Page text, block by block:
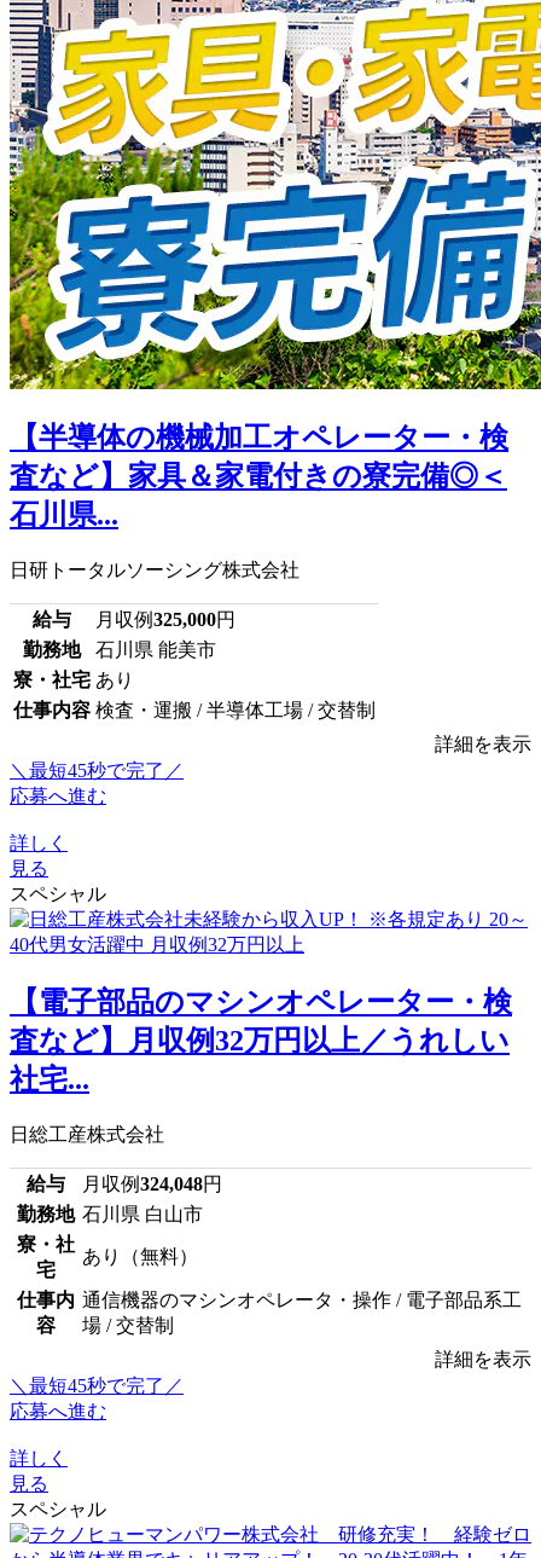
【半導体の機械加工オペレーター・検
査など】家具＆家電付きの寮完備◎＜
石川県...
日研トータルソーシング株式会社
給与 月収例325,000円
勤務地
石川県 能美市
寮・社宅 あり
仕事内容 検査・運搬 / 半導体工場 / 交替制
詳細を表示
＼最短45秒で完了／
応募へ進む
詳しく
見る
スペシャル
【電子部品のマシンオペレーター・検
査など】月収例32万円以上／うれしい
社宅...
日総工産株式会社
給与 月収例324,048円
勤務地 石川県 白山市
寮・社
宅
あり（無料）
仕事内
容
通信機器のマシンオペレータ・操作 / 電子部品系工
場 / 交替制
詳細を表示
＼最短45秒で完了／
応募へ進む
詳しく
見る
スペシャル